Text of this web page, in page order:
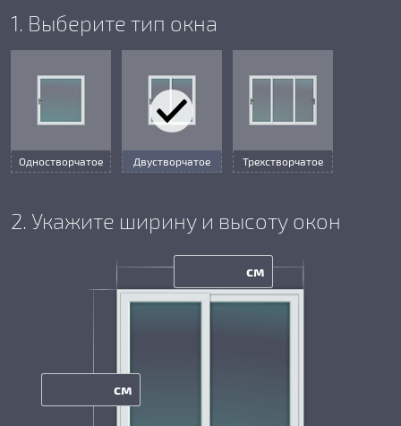
1. Выберите тип окна
Одностворчатое Двустворчатое Трехстворчатое
2. Укажите ширину и высоту окон
см
см